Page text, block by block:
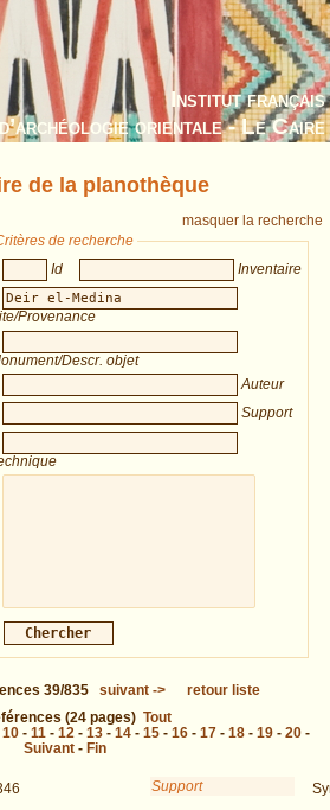
Institut français
d’archéologie orientale - Le Caire
de la planothèque
masquer la recherche
de recherche
Id
Inventaire
Provenance
Descr. objet
Auteur
Support
39/835 suivant ->
retour liste
(24 pages) Tout
10- 11 - 12 - 13- 14- 15- 16- 17- 18- 19- 20-
Suivant - Fin
Support